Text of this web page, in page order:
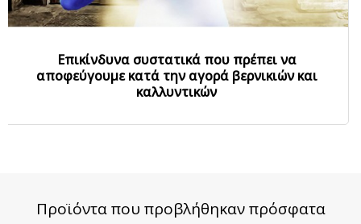
Επικίνδυνα συστατικά που πρέπει να
αποφεύγουμε κατά την αγορά βερνικιών και
καλλυντικών
Προϊόντα που προβλήθηκαν πρόσφατα